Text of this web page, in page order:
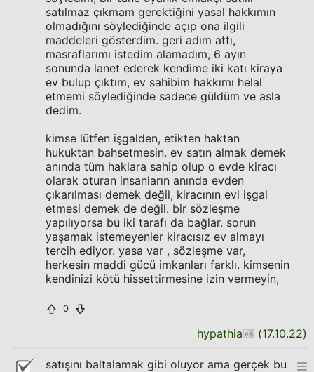
satılmaz çıkmam gerektiğini yasal hakkımın
olmadığını söylediğinde açıp ona ilgili
maddeleri gösterdim. geri adım attı,
masraflarımı istedim alamadım, 6 ayın
sonunda lanet ederek kendime iki katı kiraya
ev bulup çıktım, ev sahibim hakkımı helal
etmemi söylediğinde sadece güldüm ve asla
dedim.
kimse lütfen işgalden, etikten haktan
hukuktan bahsetmesin. ev satın almak demek
anında tüm haklara sahip olup o evde kiracı
olarak oturan insanların anında evden
çıkarılması demek değil, kiracının evi işgal
etmesi demek de değil. bir sözleşme
yapılıyorsa bu iki tarafı da bağlar. sorun
yaşamak istemeyenler kiracısız ev almayı
tercih ediyor. yasa var , sözleşme var,
herkesin maddi gücü imkanları farklı. kimsenin
kendinizi kötü hissettirmesine izin vermeyin,
0
hypathia (17.10.22)
satışını baltalamak gibi oluyor ama gerçek bu